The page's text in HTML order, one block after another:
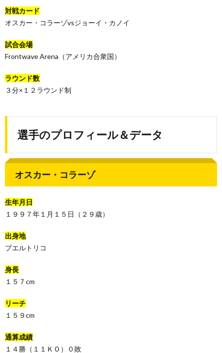
対戦カード
オスカー・コラーゾvsジョーイ・カノイ
試合会場
Frontwave Arena（アメリカ合衆国）
ラウンド数
３分×１２ラウンド制
選手のプロフィール＆データ
オスカー・コラーゾ
生年月日
１９９７年１月１５日（２９歳）
出身地
プエルトリコ
身長
１５７cm
リーチ
１５９cm
通算成績
１４勝（１１ＫＯ）０敗